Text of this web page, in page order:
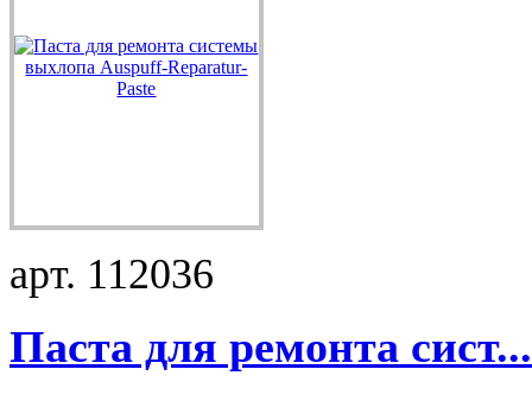
арт. 112036
Паста для ремонта сист...